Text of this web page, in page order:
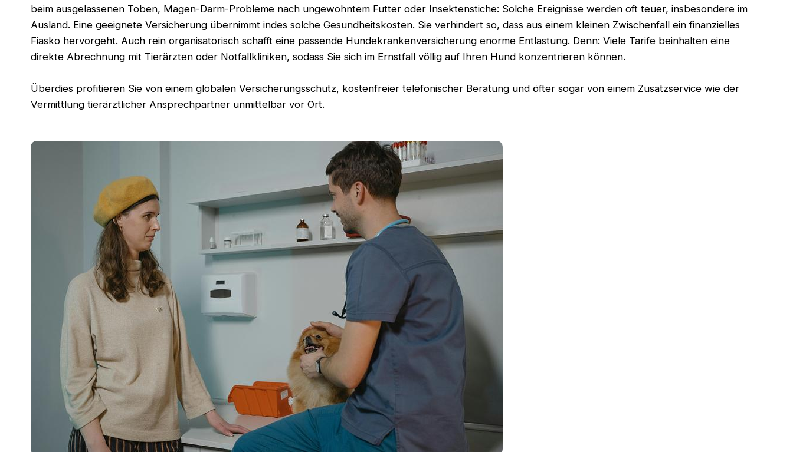
beim ausgelassenen Toben, Magen-Darm-Probleme nach ungewohntem Futter oder Insektenstiche: Solche Ereignisse werden oft teuer, insbesondere im
Ausland. Eine geeignete Versicherung übernimmt indes solche Gesundheitskosten. Sie verhindert so, dass aus einem kleinen Zwischenfall ein finanzielles
Fiasko hervorgeht. Auch rein organisatorisch schafft eine passende Hundekrankenversicherung enorme Entlastung. Denn: Viele Tarife beinhalten eine
direkte Abrechnung mit Tierärzten oder Notfallkliniken, sodass Sie sich im Ernstfall völlig auf Ihren Hund konzentrieren können.
Überdies profitieren Sie von einem globalen Versicherungsschutz, kostenfreier telefonischer Beratung und öfter sogar von einem Zusatzservice wie der
Vermittlung tierärztlicher Ansprechpartner unmittelbar vor Ort.